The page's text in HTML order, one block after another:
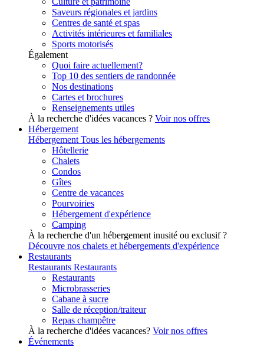
Saveurs régionales et jardins
Centres de santé et spas
Activités intérieures et familiales
Sports motorisés
Également
Quoi faire actuellement?
Top 10 des sentiers de randonnée
Nos destinations
Cartes et brochures
Renseignements utiles
À la recherche d'idées vacances ? Voir nos offres
Hébergement
Hébergement Tous les hébergements
Hôtellerie
Chalets
Condos
Gîtes
Centre de vacances
Pourvoiries
Hébergement d'expérience
Camping
À la recherche d'un hébergement inusité ou exclusif ?
Découvre nos chalets et hébergements d'expérience
Restaurants
Restaurants Restaurants
Restaurants
Microbrasseries
Cabane à sucre
Salle de réception/traiteur
Repas champêtre
À la recherche d'idées vacances? Voir nos offres
Événements